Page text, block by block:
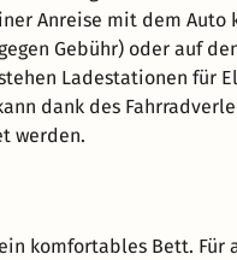
Anreise mit dem Auto
Gebühr) oder auf
Ladestationen für
dank des
werden.
komfortables Bett. Für